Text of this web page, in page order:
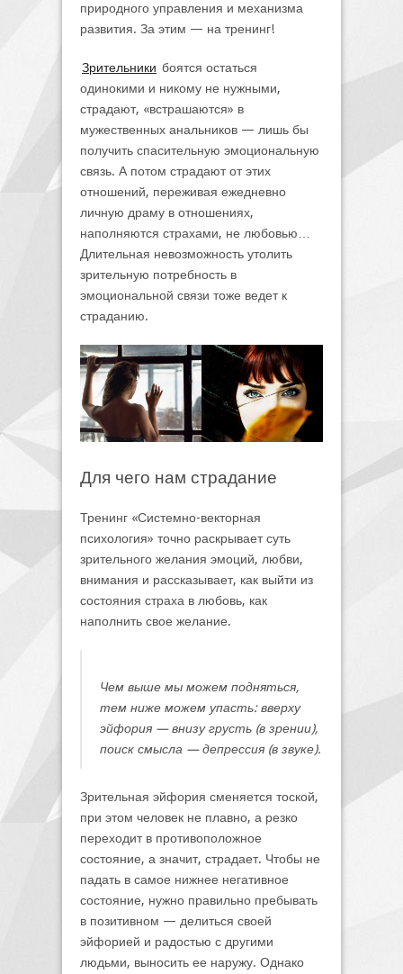
природного управления и механизма
развития. За этим — на тренинг!
Зрительники боятся остаться
одинокими и никому не нужными,
страдают, «встрашаются» в
мужественных анальников — лишь бы
получить спасительную эмоциональную
связь. А потом страдают от этих
отношений, переживая ежедневно
личную драму в отношениях,
наполняются страхами, не любовью…
Длительная невозможность утолить
зрительную потребность в
эмоциональной связи тоже ведет к
страданию.
Для чего нам страдание
Тренинг «Системно-векторная
психология» точно раскрывает суть
зрительного желания эмоций, любви,
внимания и рассказывает, как выйти из
состояния страха в любовь, как
наполнить свое желание.
Чем выше мы можем подняться,
тем ниже можем упасть: вверху
эйфория — внизу грусть (в зрении),
поиск смысла — депрессия (в звуке).
Зрительная эйфория сменяется тоской,
при этом человек не плавно, а резко
переходит в противоположное
состояние, а значит, страдает. Чтобы не
падать в самое нижнее негативное
состояние, нужно правильно пребывать
в позитивном — делиться своей
эйфорией и радостью с другими
людьми, выносить ее наружу. Однако